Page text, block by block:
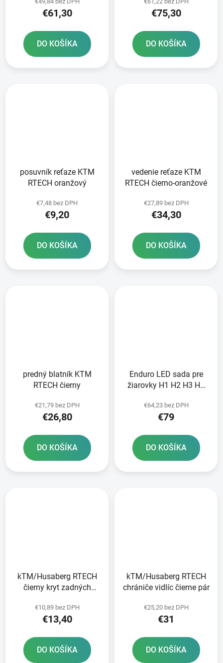
€61,30
DO KOŠÍKA
€75,30
DO KOŠÍKA
posuvník reťaze KTM
RTECH oranžový
€7,48 bez DPH
€9,20
DO KOŠÍKA
vedenie reťaze KTM
RTECH čierno-oranžové
€27,89 bez DPH
€34,30
DO KOŠÍKA
predný blatník KTM
RTECH čierny
€21,79 bez DPH
€26,80
DO KOŠÍKA
Enduro LED sada pre
žiarovky H1 H2 H3 H4
RTECH
€64,23 bez DPH
€79
DO KOŠÍKA
kTM/Husaberg RTECH
čierny kryt zadných
€10,89 bez DPH
€13,40
DO KOŠÍKA
kTM/Husaberg RTECH
chrániče vidlíc čierne pár
€25,20 bez DPH
€31
DO KOŠÍKA